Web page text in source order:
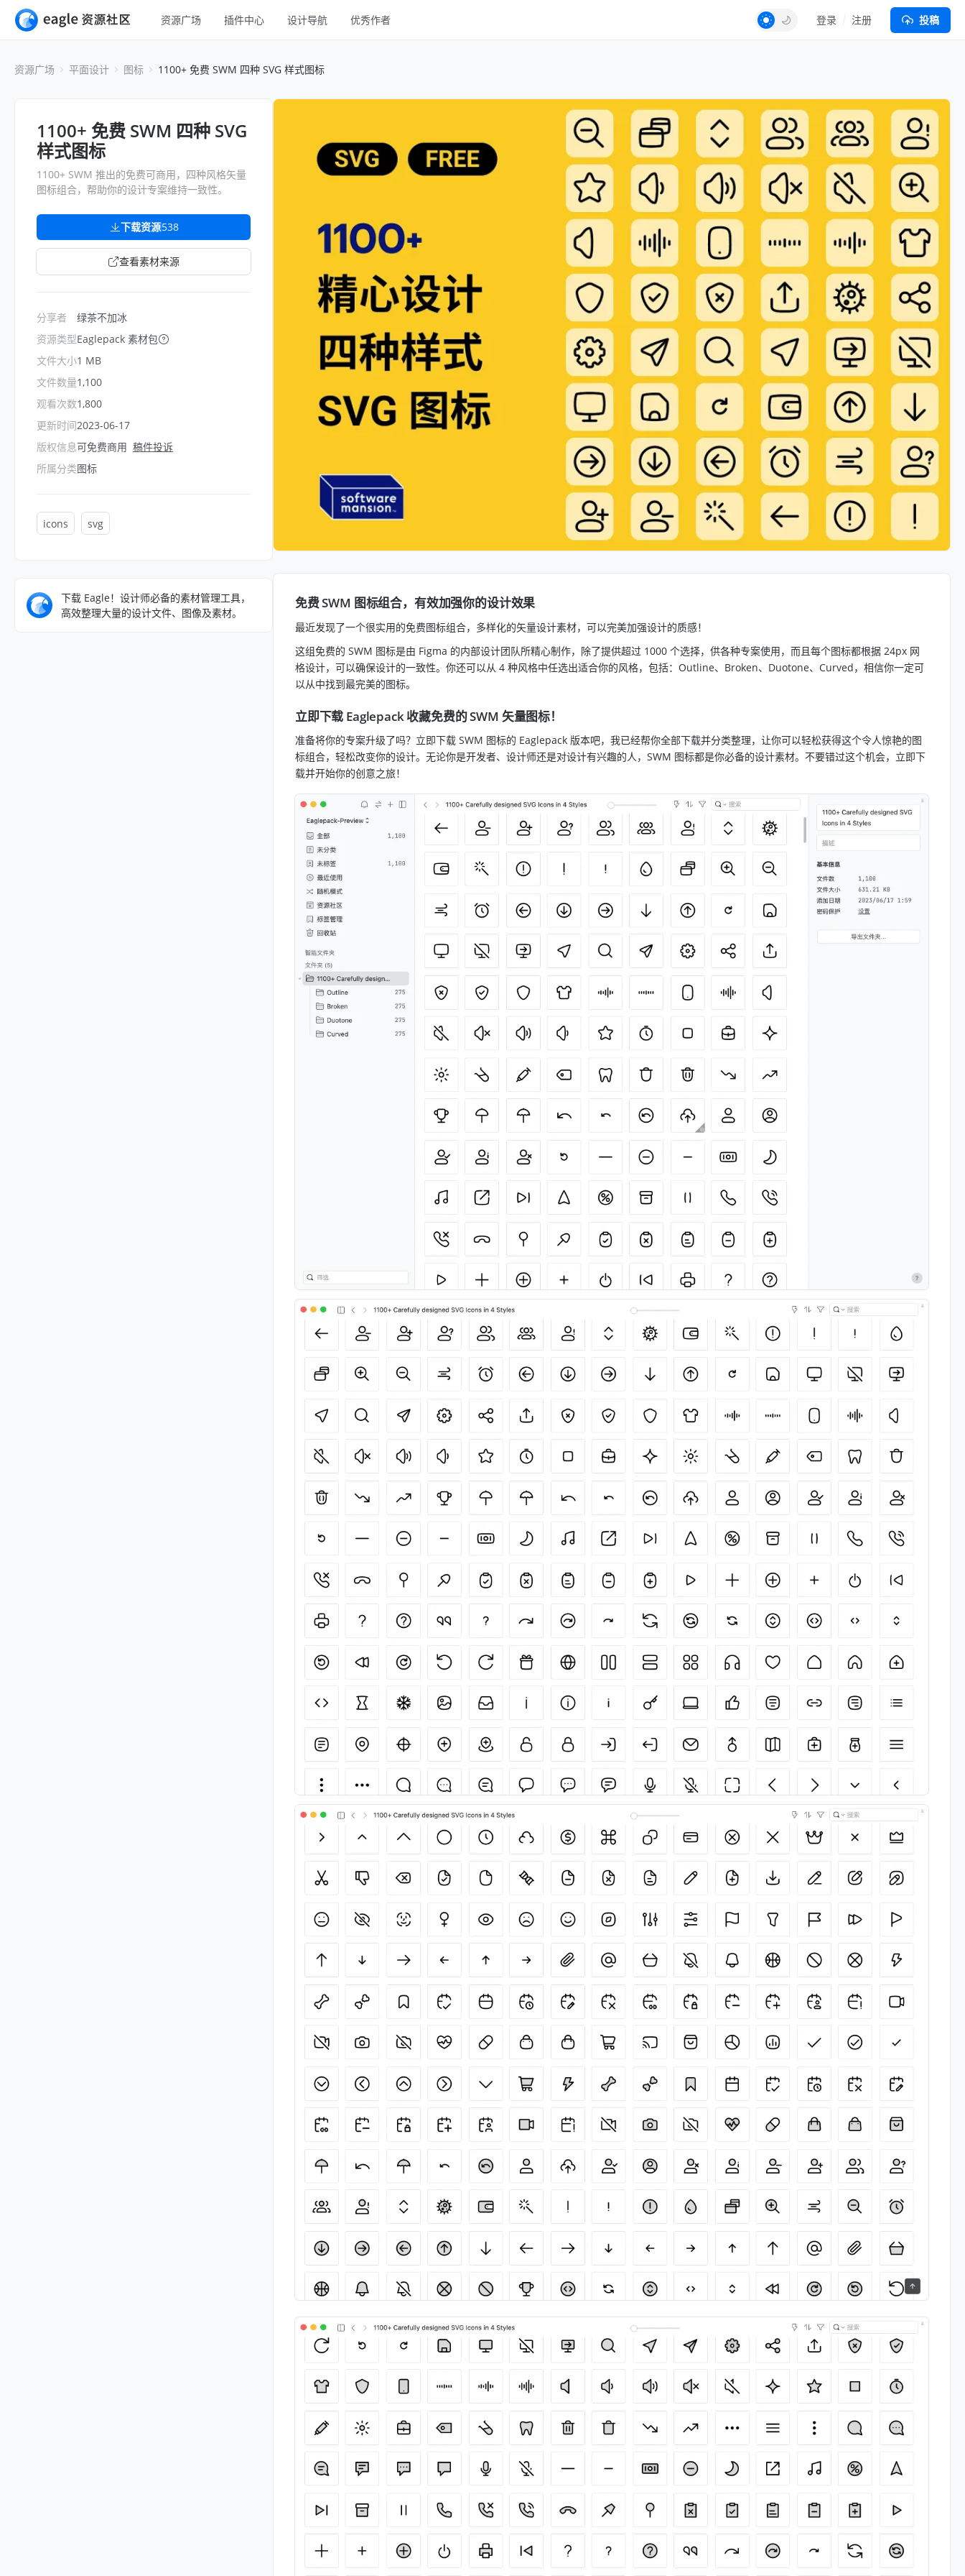
资源广场
插画设计
室内设计
工业设计
网页 UI
字体
其他
插件中心 设计导航 优秀作者 登录 注册 投稿
资源广场 平面设计 图标 1100+ 免费 SWM 四种 SVG 样式图标
1100+ 免费 SWM 四种 SVG
样式图标
1100+ SWM 推出的免费可商用，四种风格矢量
图标组合，帮助你的设计专案维持一致性。
下载资源538
查看素材来源
分享者
资源类型
文件大小
文件数量
观看次数
更新时间
版权信息
所属分类
绿茶不加冰
Eaglepack 素材包
1 MB
1,100
1,800
2023-06-17
可免费商用 稿件投诉
图标
icons svg
下载 Eagle！设计师必备的素材管理工具，
高效整理大量的设计文件、图像及素材。
免费 SWM 图标组合，有效加强你的设计效果
最近发现了一个很实用的免费图标组合，多样化的矢量设计素材，可以完美加强设计的质感！
这组免费的 SWM 图标是由 Figma 的内部设计团队所精心制作，除了提供超过 1000 个选择，供各种专案使用，而且每个图标都根据 24px 网
格设计，可以确保设计的一致性。你还可以从 4 种风格中任选出适合你的风格，包括：Outline、Broken、Duotone、Curved，相信你一定可
以从中找到最完美的图标。
立即下载 Eaglepack 收藏免费的 SWM 矢量图标！
准备将你的专案升级了吗？立即下载 SWM 图标的 Eaglepack 版本吧，我已经帮你全部下载并分类整理，让你可以轻松获得这个令人惊艳的图
标组合，轻松改变你的设计。无论你是开发者、设计师还是对设计有兴趣的人，SWM 图标都是你必备的设计素材。不要错过这个机会，立即下
载并开始你的创意之旅！